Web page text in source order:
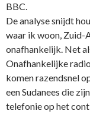
BBC.
De analyse snijdt
waar ik woon, Zuid-
onafhankelijk. Net
Onafhankelijke
komen razendsnel
een Sudanees die
telefonie op het